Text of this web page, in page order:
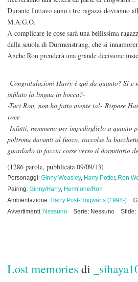
Durante l'ottavo anno i tre ragazzi dovranno
M.A.G.O.
A complicare le cose sarà una bellissima
dalla scuola di Durmenstrang, che si
Anche Ron prenderà una grande decisione
-Congratulazioni Harry è qui da quanto? Si e
infilato la lingua in bocca?-
-Taci Ron, non ho fatto niente io!- Rispose
voce
-Infatti, nemmeno per impedirglielo a quanto
poltrona davanti al fuoco, raccolse la
guardarlo in faccia corse verso il dormitorio
(1286 parole, pubblicata 09/09/13)
Personaggi: Ginny Weasley, Harry Potter, Ron
Pairing: Ginny/Harry, Hermione/Ron
Ambientazione: Harry Post-Hogwarts (1998-)
Avvertimenti: Nessuno Serie: Nessuno Sfide:
Lost memoriesdi